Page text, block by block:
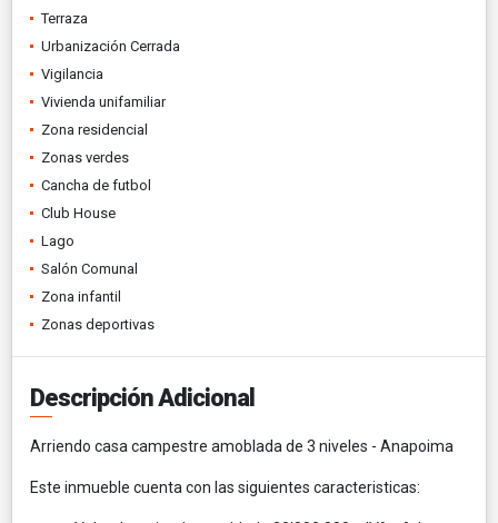
Terraza
Urbanización Cerrada
Vigilancia
Vivienda unifamiliar
Zona residencial
Zonas verdes
Cancha de futbol
Club House
Lago
Salón Comunal
Zona infantil
Zonas deportivas
Descripción Adicional
Arriendo casa campestre amoblada de 3 niveles - Anapoima
Este inmueble cuenta con las siguientes caracteristicas: